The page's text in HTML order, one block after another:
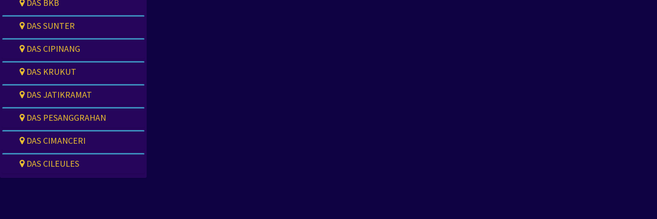
DAS BKB
DAS SUNTER
DAS CIPINANG
DAS KRUKUT
DAS JATIKRAMAT
DAS PESANGGRAHAN
DAS CIMANCERI
DAS CILEULES